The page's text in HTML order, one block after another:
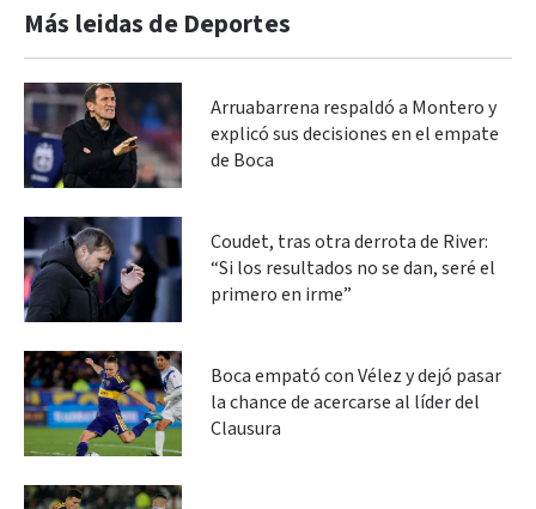
Más leidas de Deportes
Arruabarrena respaldó a Montero y
explicó sus decisiones en el empate
de Boca
Coudet, tras otra derrota de River:
“Si los resultados no se dan, seré el
primero en irme”
Boca empató con Vélez y dejó pasar
la chance de acercarse al líder del
Clausura